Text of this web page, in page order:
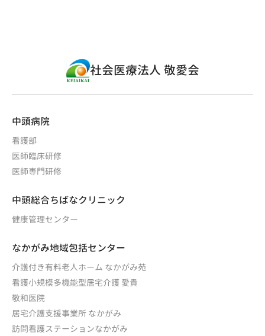
社会医療法人 敬愛会
中頭病院
看護部
医師臨床研修
医師専門研修
中頭総合ちばなクリニック
健康管理センター
なかがみ地域包括センター
介護付き有料老人ホーム なかがみ苑
看護小規模多機能型居宅介護 愛貴
敬和医院
居宅介護支援事業所 なかがみ
訪問看護ステーションなかがみ